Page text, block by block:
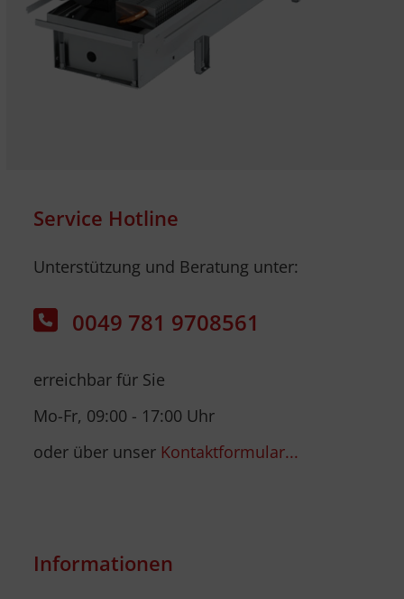
Service Hotline
Unterstützung und Beratung unter:
0049 781 9708561
erreichbar für Sie
Mo-Fr, 09:00 - 17:00 Uhr
oder über unser Kontaktformular...
Informationen